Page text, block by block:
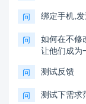
问 绑定手机,
问
如何在不修
让他们成为
问 测试反馈
问 测试下需求